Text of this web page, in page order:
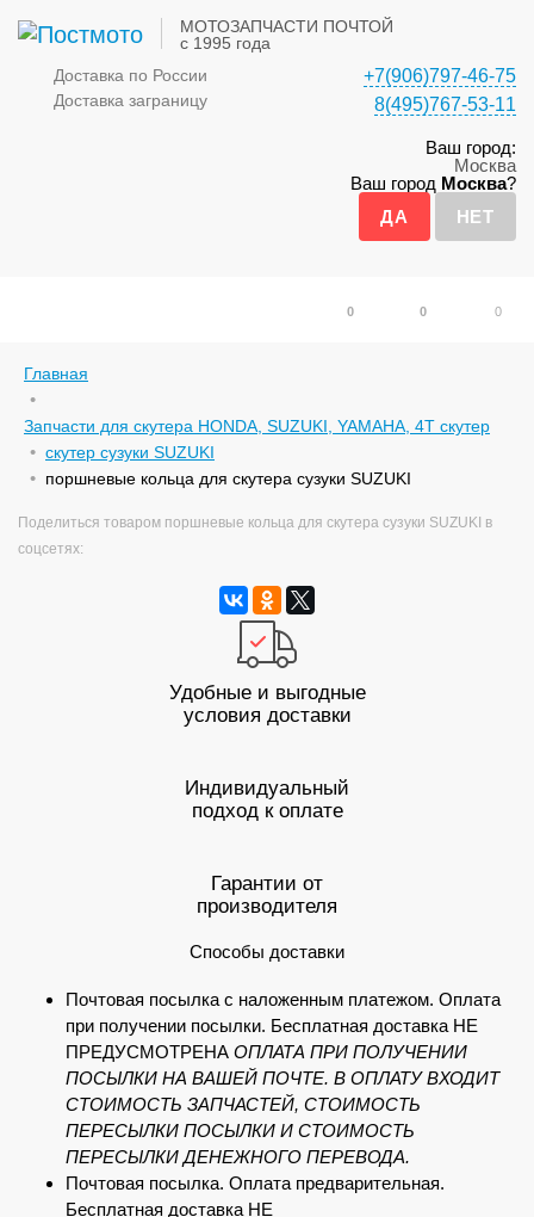
МОТОЗАПЧАСТИ ПОЧТОЙ
с 1995 года
Доставка по России
Доставка заграницу
+7(906)797-46-75
8(495)767-53-11
Ваш город:
Москва
Ваш город Москва?
0
0 0
Главная
Запчасти для скутера HONDA, SUZUKI, YAMAHA, 4Т скутер
скутер сузуки SUZUKI
поршневые кольца для скутера сузуки SUZUKI
Поделиться товаром поршневые кольца для скутера сузуки SUZUKI в
соцсетях:
Удобные и выгодные
условия доставки
Индивидуальный
подход к оплате
Гарантии от
производителя
Способы доставки
Почтовая посылка с наложенным платежом. Оплата
при получении посылки. Бесплатная доставка НЕ
ПРЕДУСМОТРЕНА ОПЛАТА ПРИ ПОЛУЧЕНИИ
ПОСЫЛКИ НА ВАШЕЙ ПОЧТЕ. В ОПЛАТУ ВХОДИТ
СТОИМОСТЬ ЗАПЧАСТЕЙ, СТОИМОСТЬ
ПЕРЕСЫЛКИ ПОСЫЛКИ И СТОИМОСТЬ
ПЕРЕСЫЛКИ ДЕНЕЖНОГО ПЕРЕВОДА.
Почтовая посылка. Оплата предварительная.
Бесплатная доставка НЕ